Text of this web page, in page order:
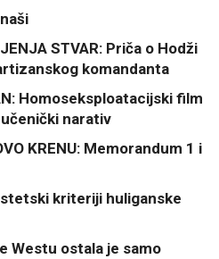
STVAR: Priča o Hodži
komandanta
Homoseksploatacijski film
narativ
KRENU: Memorandum 1 i
kriteriji huliganske
Westu ostala je samo